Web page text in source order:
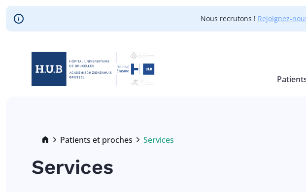
Skip to main content
Nous recrutons ! Rejoignez-
Breadcrumb
Patients et proches
Current:
Services
Services